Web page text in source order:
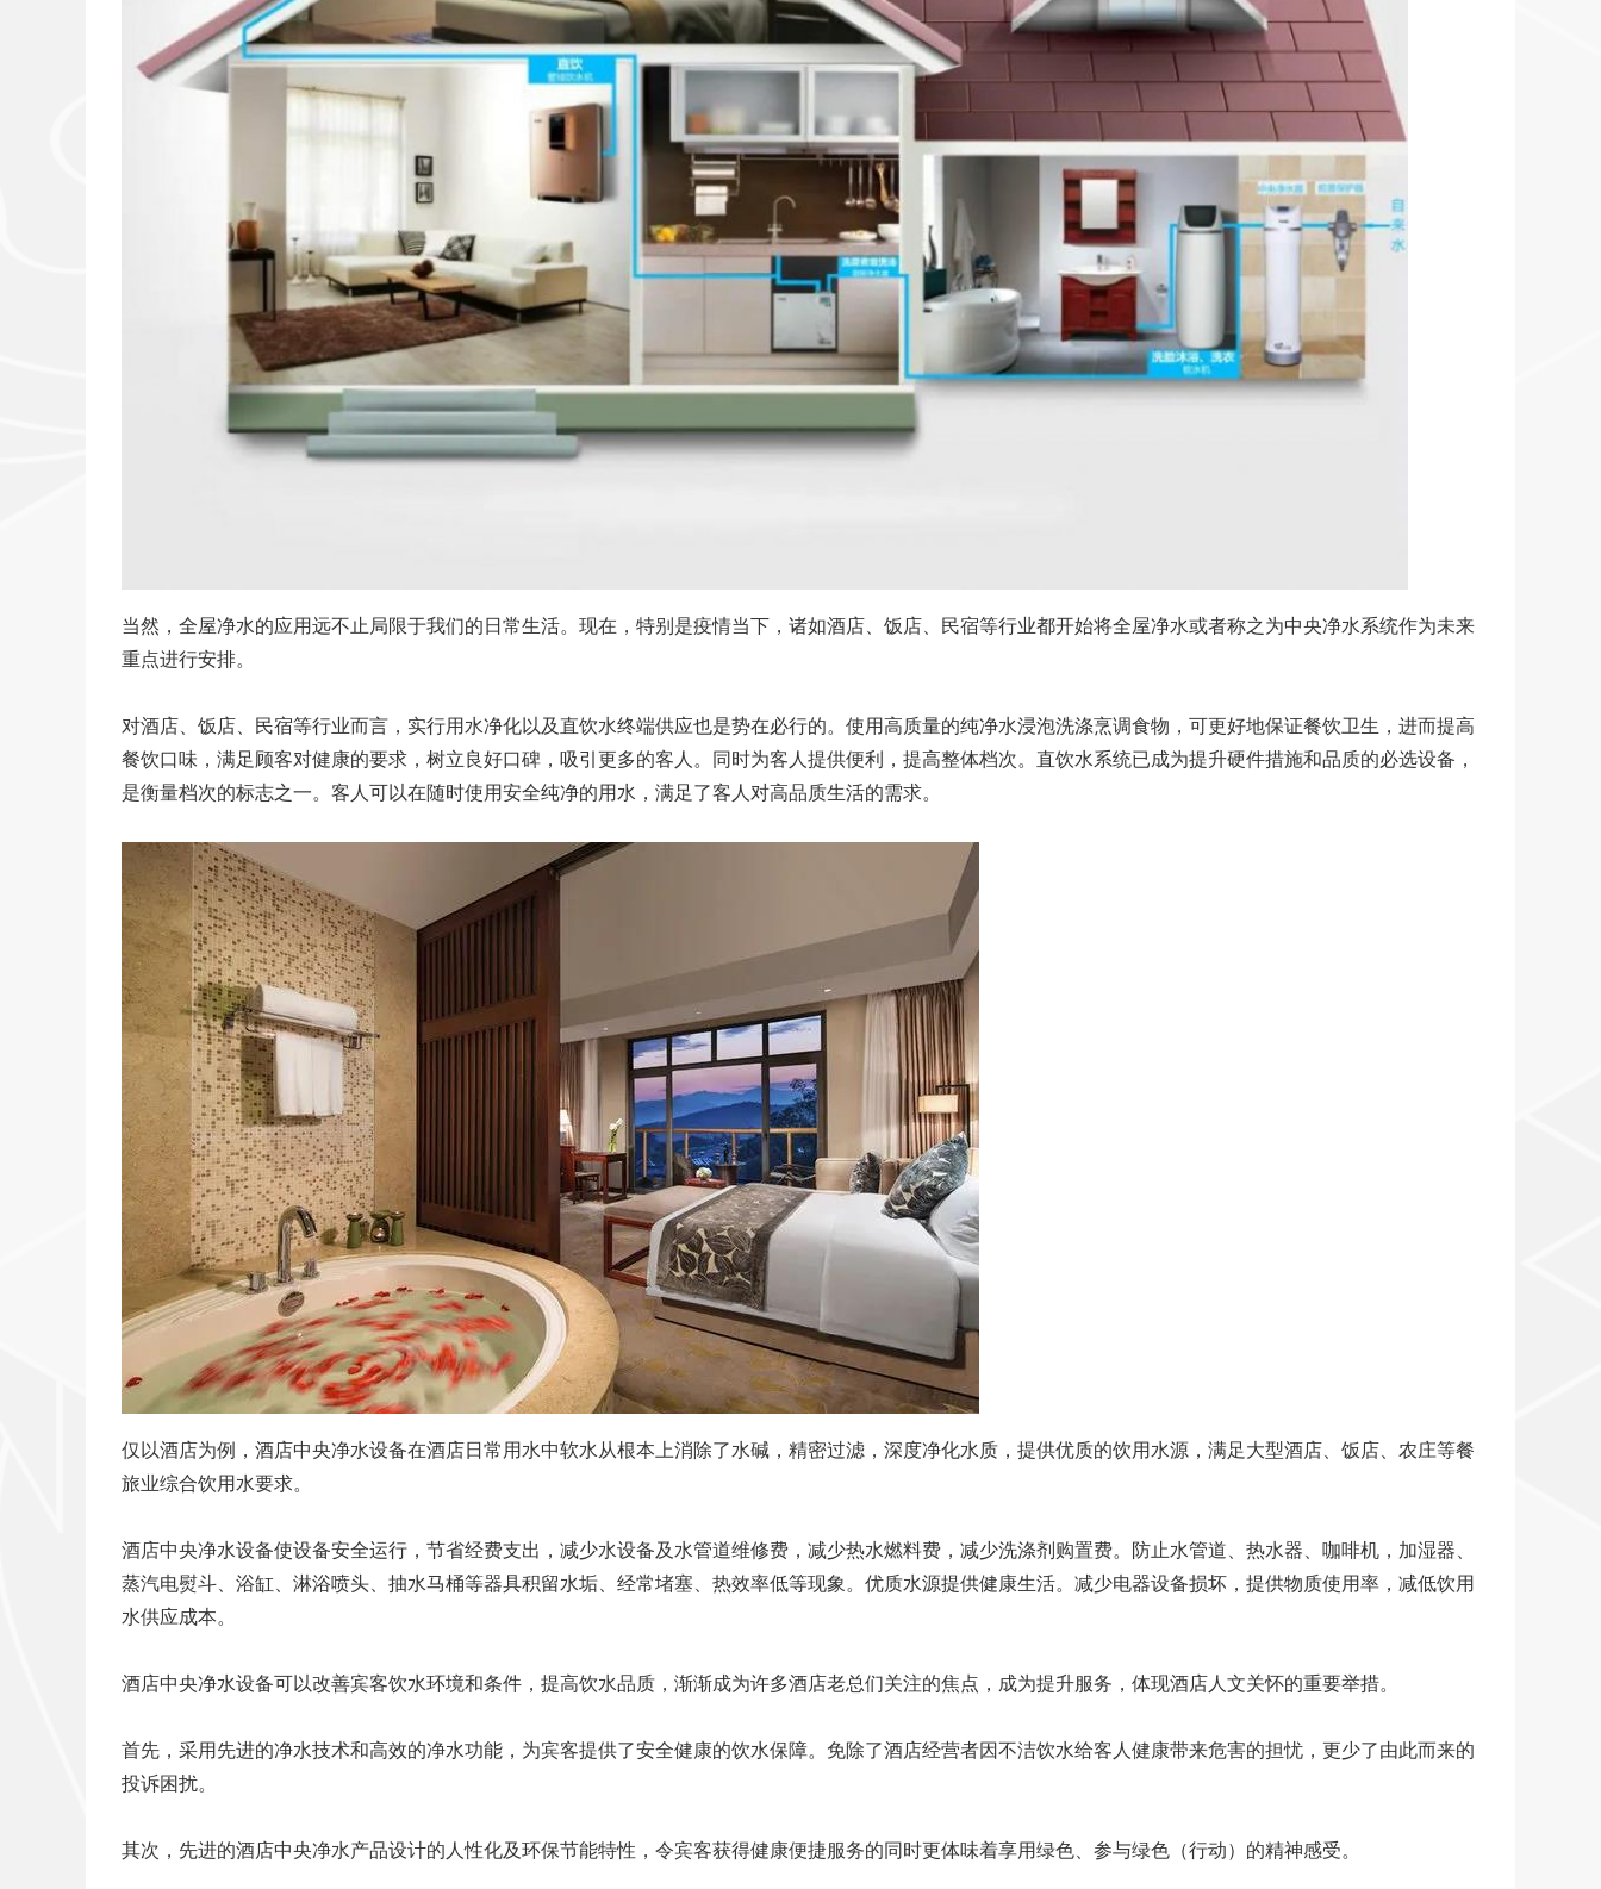
当然，全屋净水的应用远不止局限于我们的日常生活。现在，特别是疫情当下，诸如酒店、饭店、民宿等行业都开始将全屋净水或者称之为中央净水系统作为未来
重点进行安排。
对酒店、饭店、民宿等行业而言，实行用水净化以及直饮水终端供应也是势在必行的。使用高质量的纯净水浸泡洗涤烹调食物，可更好地保证餐饮卫生，进而提高
餐饮口味，满足顾客对健康的要求，树立良好口碑，吸引更多的客人。同时为客人提供便利，提高整体档次。直饮水系统已成为提升硬件措施和品质的必选设备，
是衡量档次的标志之一。客人可以在随时使用安全纯净的用水，满足了客人对高品质生活的需求。
仅以酒店为例，酒店中央净水设备在酒店日常用水中软水从根本上消除了水碱，精密过滤，深度净化水质，提供优质的饮用水源，满足大型酒店、饭店、农庄等餐
旅业综合饮用水要求。
酒店中央净水设备使设备安全运行，节省经费支出，减少水设备及水管道维修费，减少热水燃料费，减少洗涤剂购置费。防止水管道、热水器、咖啡机，加湿器、
蒸汽电熨斗、浴缸、淋浴喷头、抽水马桶等器具积留水垢、经常堵塞、热效率低等现象。优质水源提供健康生活。减少电器设备损坏，提供物质使用率，减低饮用
水供应成本。
酒店中央净水设备可以改善宾客饮水环境和条件，提高饮水品质，渐渐成为许多酒店老总们关注的焦点，成为提升服务，体现酒店人文关怀的重要举措。
首先，采用先进的净水技术和高效的净水功能，为宾客提供了安全健康的饮水保障。免除了酒店经营者因不洁饮水给客人健康带来危害的担忧，更少了由此而来的
投诉困扰。
其次，先进的酒店中央净水产品设计的人性化及环保节能特性，令宾客获得健康便捷服务的同时更体味着享用绿色、参与绿色（行动）的精神感受。